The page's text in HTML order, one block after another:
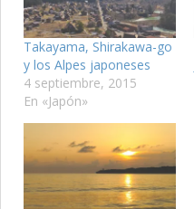
Takayama, Shirakawa-go
y los Alpes japoneses
4 septiembre, 2015
En «Japón»